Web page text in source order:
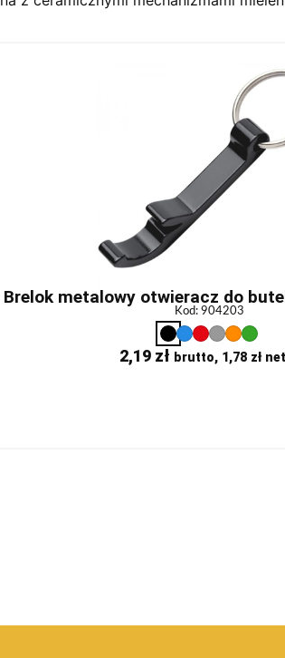
Brelok metalowy otwieracz do
Kod: 904203
2,19 zł brutto, 1,78 zł